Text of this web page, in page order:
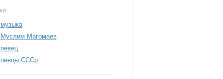
музыка
Муслим Магомаев
певец
певцы СССр